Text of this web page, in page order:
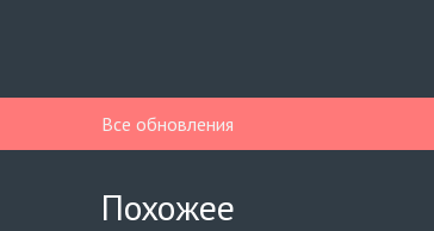
Все обновления
Похожее